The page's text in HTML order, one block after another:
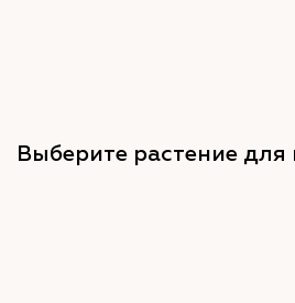
Выберите растение для